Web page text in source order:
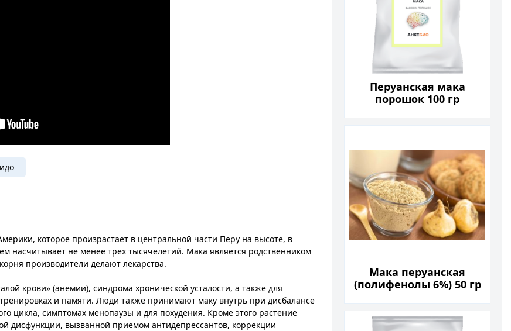
которое произрастает в центральной части Перу на высоте, в
насчитывает не менее трех тысячелетий. Мака является родственником
производители делают лекарства.
крови» (анемии), синдрома хронической усталости, а также для
и памяти. Люди также принимают маку внутрь при дисбалансе
цикла, симптомах менопаузы и для похудения. Кроме этого растение
дисфункции, вызванной приемом антидепрессантов, коррекции
Перуанская мака
порошок 100 гр
Мака перуанская
(полифенолы 6%) 50 гр